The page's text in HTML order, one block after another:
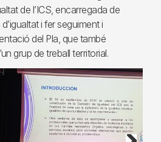
de l’ICS, encarregada de
i fer seguiment i
del Pla, que també
grup de treball territorial.